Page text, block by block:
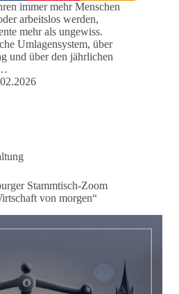
immer mehr Menschen
arbeitslos werden,
mehr als ungewiss.
Umlagensystem, über
und über den jährlichen
Stammtisch-Zoom
von morgen“